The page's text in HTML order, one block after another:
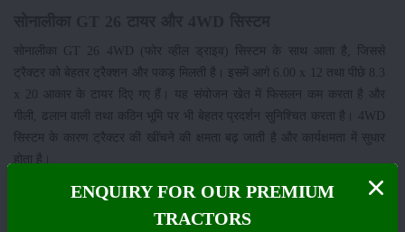
सोनालीका GT 26 4WD (फोर व्हील ड्राइव) सिस्टम के साथ आता है, जिससे
ट्रैक्टर को बेहतर ट्रैक्शन और पकड़ मिलती है। इसमें आगे 6.00 x 12 तथा पीछे 8.3
x 20 आकार के टायर दिए गए हैं। यह संयोजन खेत में फिसलन कम करता है और
गीली, ढलान वाली तथा कठिन भूमि पर भी बेहतर प्रदर्शन सुनिश्चित करता है। 4WD
सिस्टम के कारण ट्रैक्टर की खींचने की क्षमता बढ़ जाती है और कार्यक्षमता में सुधार
होता है।
सोनालीका GT 26 फ्यूल टैंक
इस ट्रैक्टर में 30 लीटर क्षमता का फ्यूल टैंक दिया गया है, जिससे लंबे समय तक बिना
ENQUIRY FOR OUR PREMIUM
TRACTORS